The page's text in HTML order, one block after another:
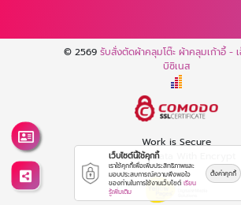
© 2569 รับสั่งตัดผ้าคลุมโต๊ะ ผ้าคลุมเก้าอี้ -
บิซิเนส
Work is Secure
Protect Data With Encrypt
เว็บไซต์นี้ใช้คุกกี้
เราใช้คุกกี้เพื่อเพิ่มประสิทธิภาพและ
มอบประสบการณ์ความพึงพอใจ
ของท่านในการใช้งานเว็บไซต์ เรียน
รู้เพิ่มเติม
ตั้งค่าคุกกี้